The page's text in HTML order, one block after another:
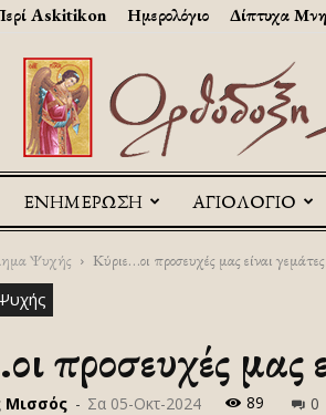
Askitikon Ημερολόγιο Δίπτυχα
ΕΝΗΜΕΡΩΣΗ ΑΓΙΟΛΟΓΙΟ
Ψυχής Κύριε…οι προσευχές μας είναι
προσευχές μας
Μισσός - Σα 05-Οκτ-2024 89 0